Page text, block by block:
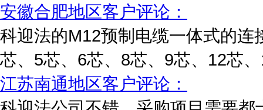
安徽合肥地区客户评论：
科迎法的M12预制电缆一体式的
芯、5芯、6芯、8芯、9芯、12芯
江苏南通地区客户评论：